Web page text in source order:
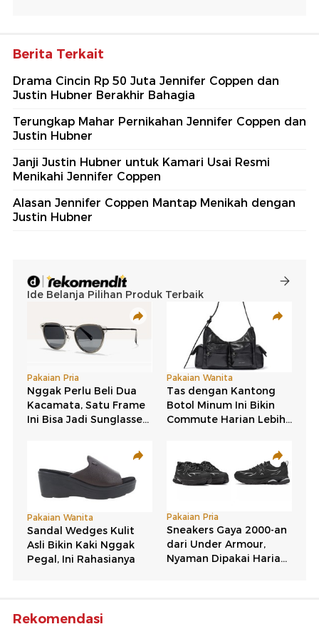
Berita Terkait
Drama Cincin Rp 50 Juta Jennifer Coppen dan
Justin Hubner Berakhir Bahagia
Terungkap Mahar Pernikahan Jennifer Coppen dan
Justin Hubner
Janji Justin Hubner untuk Kamari Usai Resmi
Menikahi Jennifer Coppen
Alasan Jennifer Coppen Mantap Menikah dengan
Justin Hubner
Rekomendasi